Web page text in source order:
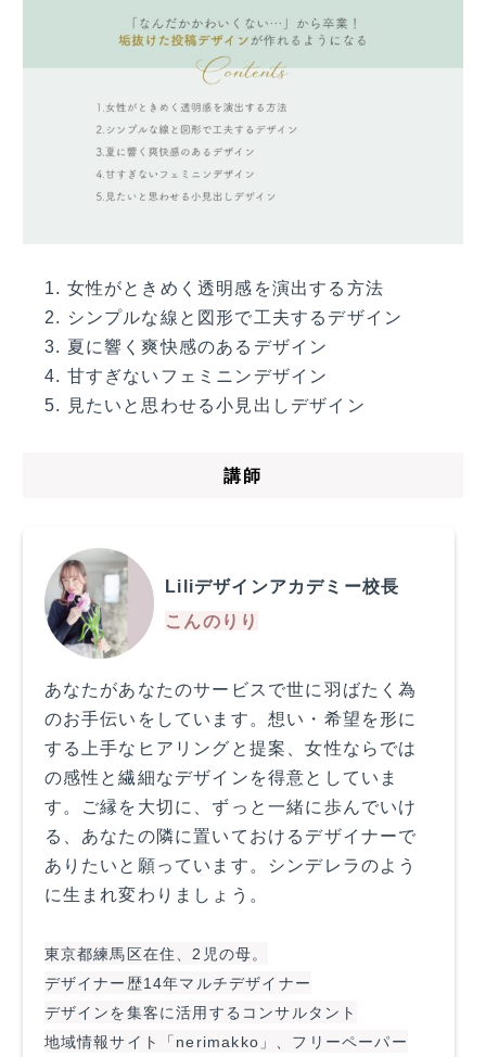
女性がときめく透明感を演出する方法
シンプルな線と図形で工夫するデザイン
夏に響く爽快感のあるデザイン
甘すぎないフェミニンデザイン
見たいと思わせる小見出しデザイン
講師
Liliデザインアカデミー校長
こんのりり
あなたがあなたのサービスで世に羽ばたく為
のお手伝いをしています。想い・希望を形に
する上手なヒアリングと提案、女性ならでは
の感性と繊細なデザインを得意としていま
す。ご縁を大切に、ずっと一緒に歩んでいけ
る、あなたの隣に置いておけるデザイナーで
ありたいと願っています。シンデレラのよう
に生まれ変わりましょう。
東京都練馬区在住、2児の母。
デザイナー歴14年マルチデザイナー
デザインを集客に活用するコンサルタント
地域情報サイト「nerimakko」、フリーペーパー